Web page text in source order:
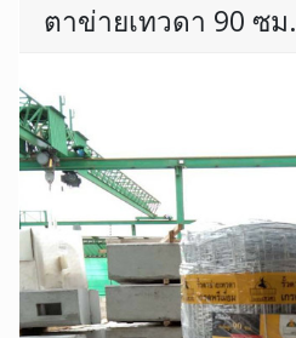
ตาข่ายเทวดา 90 ซม.